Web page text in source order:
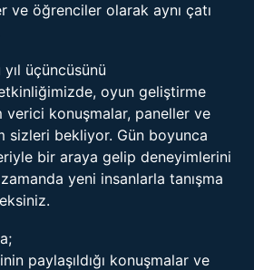
ve öğrenciler olarak aynı çatı
üçüncüsünü
oyun geliştirme
verici konuşmalar, paneller ve
sizleri bekliyor. Gün boyunca
bir araya gelip deneyimlerini
yeni insanlarla tanışma
paylaşıldığı konuşmalar ve